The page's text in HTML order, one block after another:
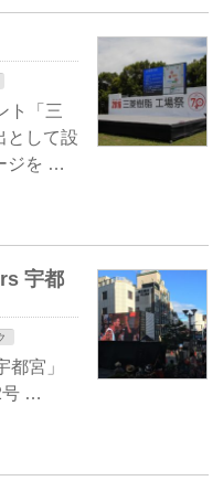
ト「三
して設
ジを …
宇都
都宮」
号 …